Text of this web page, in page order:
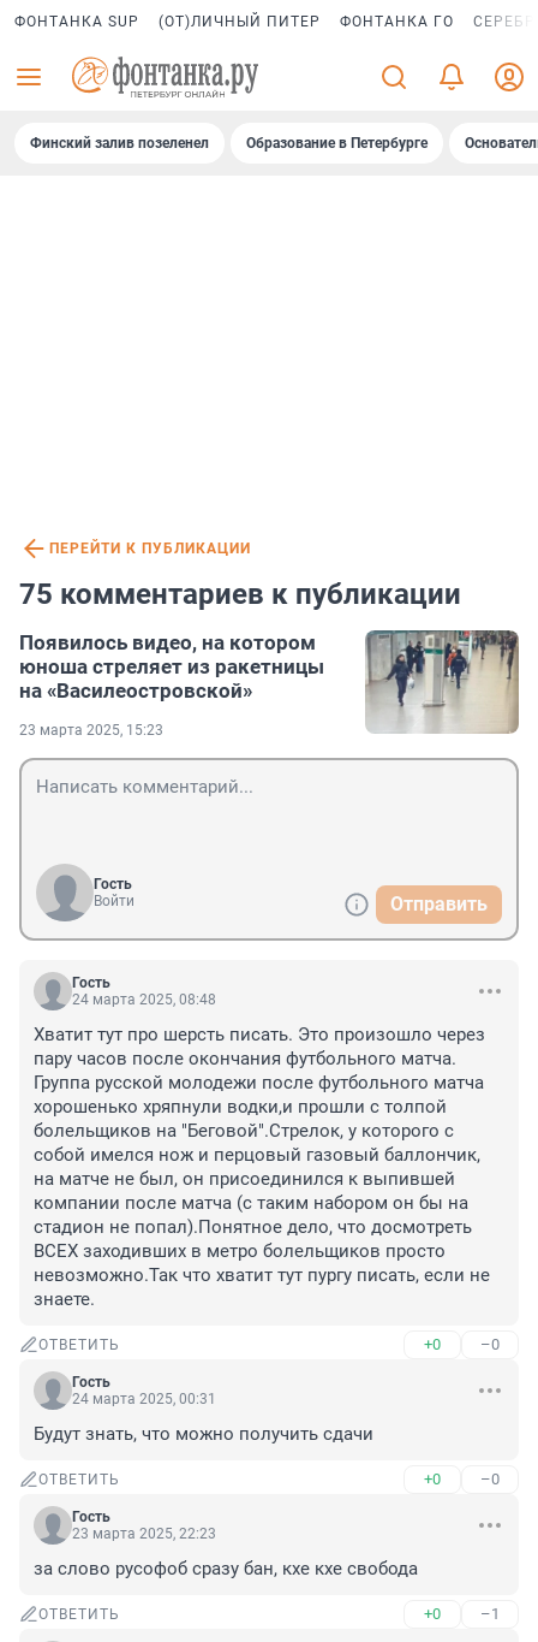
ФОНТАНКА SUP (ОТ)ЛИЧНЫЙ ПИТЕР ФОНТАНКА ГО
Финский залив позеленел Образование в Петербурге
ПЕРЕЙТИ К ПУБЛИКАЦИИ
75 комментариев к публикации
Появилось видео, на котором
юноша стреляет из ракетницы
на «Василеостровской»
23 марта 2025, 15:23
Гость
Войти
Отправить
Гость
24 марта 2025, 08:48
Хватит тут про шерсть писать. Это произошло через
пару часов после окончания футбольного матча.
Группа русской молодежи после футбольного матча
хорошенько хряпнули водки,и прошли с толпой
болельщиков на "Беговой".Стрелок, у которого с
собой имелся нож и перцовый газовый баллончик,
на матче не был, он присоединился к выпившей
компании после матча (с таким набором он бы на
стадион не попал).Понятное дело, что досмотреть
ВСЕХ заходивших в метро болельщиков просто
невозможно.Так что хватит тут пургу писать, если не
знаете.
ОТВЕТИТЬ +0 –0
Гость
24 марта 2025, 00:31
Будут знать, что можно получить сдачи
ОТВЕТИТЬ +0 –0
Гость
23 марта 2025, 22:23
за слово русофоб сразу бан, кхе кхе свобода
ОТВЕТИТЬ +0 –1